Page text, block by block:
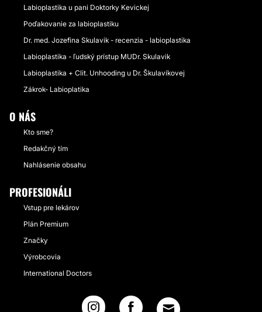
Labioplastika u pani Doktorky Kevickej
Poďakovanie za labioplastiku
Dr. med. Jozefina Skulavik - recenzia - labioplastika
Labioplastika - ľudský prístup MUDr. Skulavik
Labioplastika + Clit. Unhooding u Dr. Škulavíkovej
Zákrok- Labioplatika
O NÁS
Kto sme?
Redakčný tím
Nahlásenie obsahu
PROFESIONÁLI
Vstup pre lekárov
Plán Premium
Značky
Výrobcovia
International Doctors